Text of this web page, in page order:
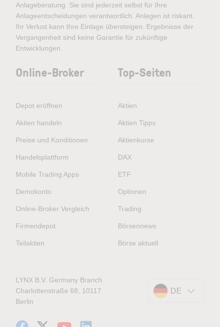
Anlageberatung. Sie sind jederzeit selbst für Ihre
Anlageentscheidungen verantwortlich. Anlegen ist riskant.
Ihr Verlust kann Ihre Einlage übersteigen. Ergebnisse der
Vergangenheit sind keine Garantie für zukünftige
Entwicklungen.
Online-Broker
Depot eröffnen
Aktien handeln
Preise und Konditionen
Handelsplattform
Mobile Trading Apps
Demokonto
Online-Broker Vergleich
Firmendepot
Teilaktien
Top-Seiten
Aktien
Aktien Tipps
Aktienkurse
DAX
ETF
Optionen
Trading
Börsennews
Börse aktuell
LYNX B.V. Germany Branch
Charlottenstraße 68, 10117
Berlin
DE